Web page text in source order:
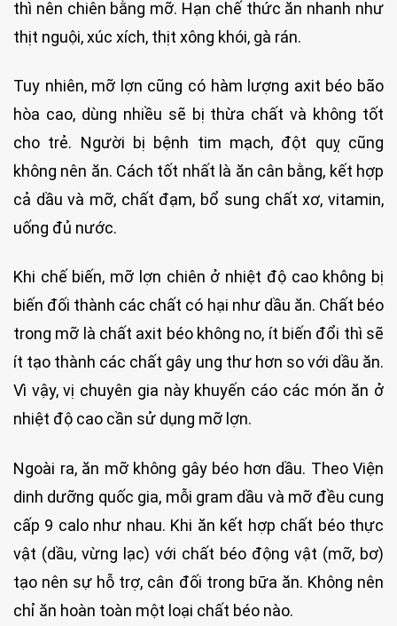
thì nên chiên bằng mỡ. Hạn chế thức ăn nhanh như
thịt nguội, xúc xích, thịt xông khói, gà rán.
Tuy nhiên, mỡ lợn cũng có hàm lượng axit béo bão
hòa cao, dùng nhiều sẽ bị thừa chất và không tốt
cho trẻ. Người bị bệnh tim mạch, đột quỵ cũng
không nên ăn. Cách tốt nhất là ăn cân bằng, kết hợp
cả dầu và mỡ, chất đạm, bổ sung chất xơ, vitamin,
uống đủ nước.
Khi chế biến, mỡ lợn chiên ở nhiệt độ cao không bị
biến đối thành các chất có hại như dầu ăn. Chất béo
trong mỡ là chất axit béo không no, ít biến đổi thì sẽ
ít tạo thành các chất gây ung thư hơn so với dầu ăn.
Vì vậy, vị chuyên gia này khuyến cáo các món ăn ở
nhiệt độ cao cần sử dụng mỡ lợn.
Ngoài ra, ăn mỡ không gây béo hơn dầu. Theo Viện
dinh dưỡng quốc gia, mỗi gram dầu và mỡ đều cung
cấp 9 calo như nhau. Khi ăn kết hợp chất béo thực
vật (dầu, vừng lạc) với chất béo động vật (mỡ, bơ)
tạo nên sự hỗ trợ, cân đối trong bữa ăn. Không nên
chỉ ăn hoàn toàn một loại chất béo nào.